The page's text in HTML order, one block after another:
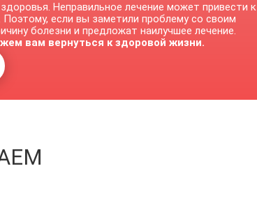
Неправильное лечение может привести к
если вы заметили проблему со своим
болезни и предложат наилучшее лечение.
вам вернуться к здоровой жизни.